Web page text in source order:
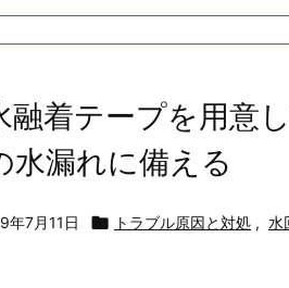
融着テープを用意
水漏れに備える
年7月11日  トラブル原因と対処 , 水